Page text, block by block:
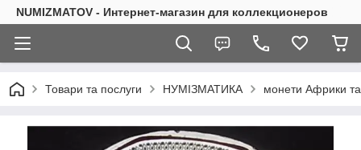
NUMIZMATOV - Интернет-магазин для коллекционеров
Товари та послуги НУМІЗМАТИКА монети Африки та